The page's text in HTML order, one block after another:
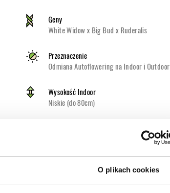
O plikach cookies
Geny
White Widow x Big Bud x Ruderalis
Przeznaczenie
Odmiana Autoflowering na Indoor i Outdoor
Wysokość Indoor
Niskie (do 80cm)
Odmiana o podwyższonej zawartości CBD